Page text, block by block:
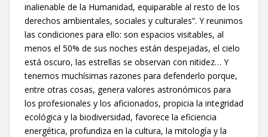
inalienable de la Humanidad, equiparable al resto de los
derechos ambientales, sociales y culturales”. Y reunimos
las condiciones para ello: son espacios visitables, al
menos el 50% de sus noches están despejadas, el cielo
está oscuro, las estrellas se observan con nitidez… Y
tenemos muchísimas razones para defenderlo porque,
entre otras cosas, genera valores astronómicos para
los profesionales y los aficionados, propicia la integridad
ecológica y la biodiversidad, favorece la eficiencia
energética, profundiza en la cultura, la mitología y la